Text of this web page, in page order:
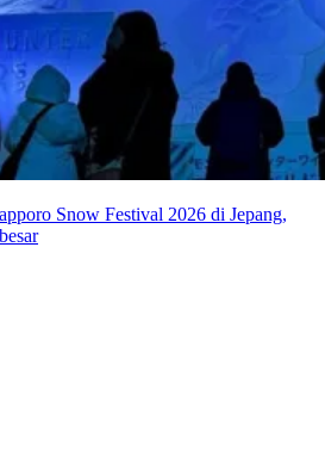
Snow Festival 2026 di Jepang,